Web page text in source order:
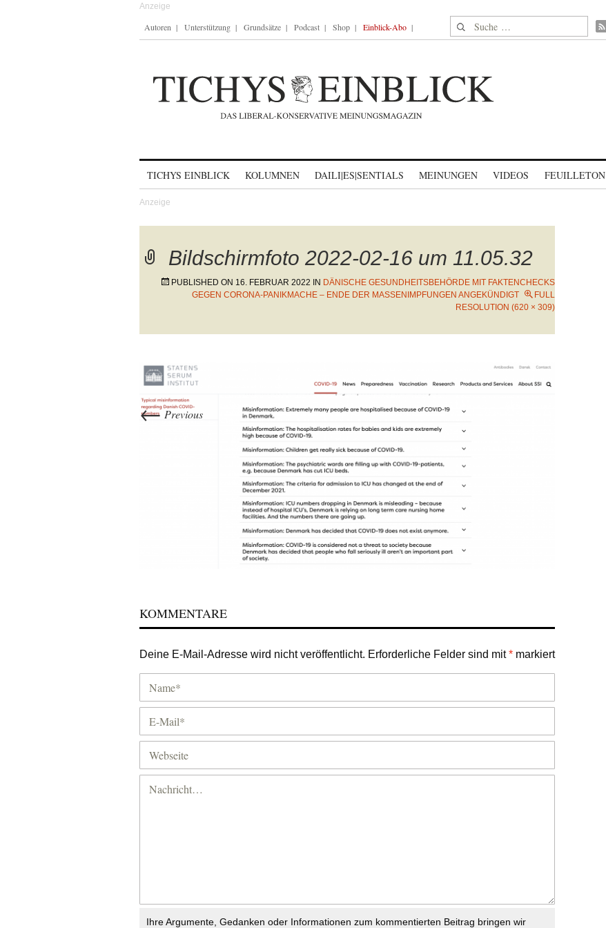
Autoren Unterstützung Grundsätze Podcast Shop Einblick-Abo Suche nach:
TICHYS EINBLICK KOLUMNEN DAILI|ES|SENTIALS MEINUNGEN VIDEOS FEUILLETON
Bildschirmfoto 2022-02-16 um 11.05.32
PUBLISHED ON 16. FEBRUAR 2022 IN DÄNISCHE GESUNDHEITSBEHÖRDE MIT FAKTENCHECKS
GEGEN CORONA-PANIKMACHE – ENDE DER MASSENIMPFUNGEN ANGEKÜNDIGT
FULL
RESOLUTION (620 × 309)
← Previous
KOMMENTARE
Deine E-Mail-Adresse wird nicht veröffentlicht. Erforderliche Felder sind mit* markiert
Ihre Argumente, Gedanken oder Informationen zum kommentierten Beitrag bringen wir